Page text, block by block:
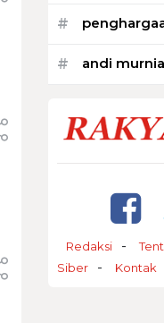
#
# andi
Redaksi
Siber
Kontak